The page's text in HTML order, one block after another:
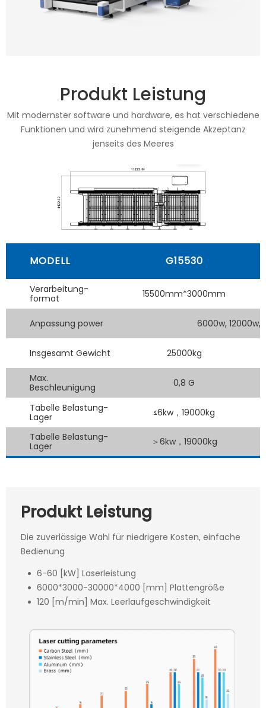
Produkt Leistung
Mit modernster software und hardware, es hat verschiedene
Funktionen und wird zunehmend steigende Akzeptanz
jenseits des Meeres
MODELL G15530
Verarbeitung-
format
15500mm*3000mm
Anpassung power 6000w,
Insgesamt Gewicht 25000kg
Max.
Beschleunigung
0,8 G
Tabelle Belastung-
Lager
≤6kw，19000kg
Tabelle Belastung-
Lager
＞6kw，19000kg
Produkt Leistung
Die zuverlässige Wahl für niedrigere Kosten, einfache
Bedienung
6-60 [kW] Laserleistung
6000*3000-30000*4000 [mm] Plattengröße
120 [m/min] Max. Leerlaufgeschwindigkeit